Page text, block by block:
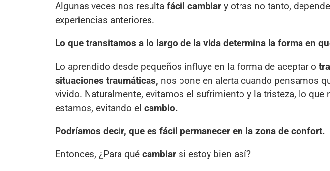
Algunas veces nos resulta fácil cambiar y otras no tanto,
experiencias anteriores.
Lo que transitamos a lo largo de la vida determina la forma en
Lo aprendido desde pequeños influye en la forma de aceptar o
situaciones traumáticas, nos pone en alerta cuando pensamos
vivido. Naturalmente, evitamos el sufrimiento y la tristeza, lo que
estamos, evitando el cambio.
Podríamos decir, que es fácil permanecer en la zona de confort.
Entonces, ¿Para qué cambiar si estoy bien así?